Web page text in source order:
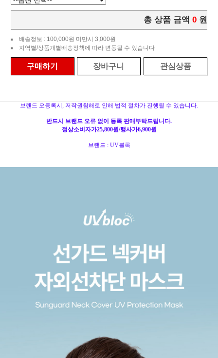
총 상품 금액 0 원
배송정보 : 100,000원 미만시 3,000원
지역별/상품개별배송정책에 따라 변동될 수 있습니다
구매하기 장바구니 관심상품
브랜드 오등록시, 저작권침해로 인해 법적 절차가 진행될 수 있습니다.
반드시 브랜드 오류 없이 등록 판매부탁드립니다.
정상소비자가25,800원/행사가6,900원
브랜드 : UV블록